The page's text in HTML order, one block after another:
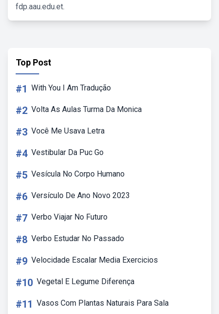
fdp.aau.edu.et.
Top Post
#1 With You I Am Tradução
#2 Volta As Aulas Turma Da Monica
#3 Você Me Usava Letra
#4 Vestibular Da Puc Go
#5 Vesícula No Corpo Humano
#6 Versículo De Ano Novo 2023
#7 Verbo Viajar No Futuro
#8 Verbo Estudar No Passado
#9 Velocidade Escalar Media Exercicios
#10 Vegetal E Legume Diferença
#11 Vasos Com Plantas Naturais Para Sala